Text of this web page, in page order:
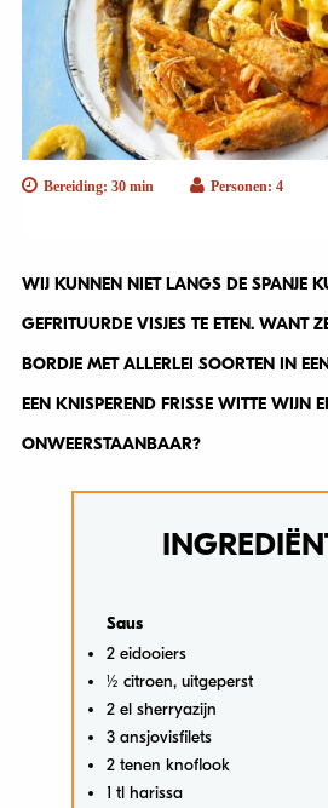
Bereiding: 30 min Personen: 4
WIJ KUNNEN NIET LANGS DE SPANJE
GEFRITUURDE VISJES TE ETEN. WANT
BORDJE MET ALLERLEI SOORTEN IN
EEN KNISPEREND FRISSE WITTE WIJN
ONWEERSTAANBAAR?
Saus
2 eidooiers
½ citroen, uitgeperst
2 el sherryazijn
3 ansjovisfilets
2 tenen knoflook
1 tl harissa